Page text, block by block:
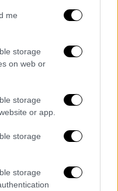
me
storage
on web or
storage
or app.
storage
storage
των αξιών και
του
καλωσορίζειτον
λίγη ώρα ότι,
το καλό της
.